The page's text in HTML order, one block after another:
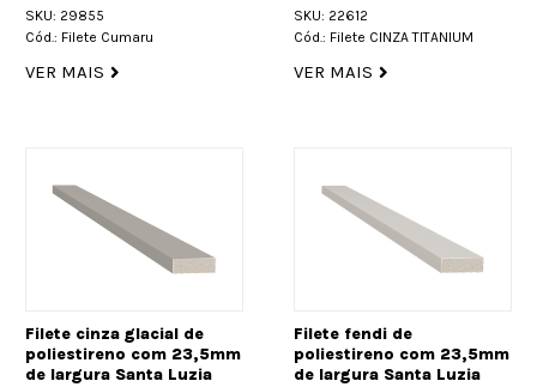
SKU: 29855
Cód.: Filete Cumaru
VER MAIS
SKU: 22612
Cód.: Filete CINZA TITANIUM
VER MAIS
Filete cinza glacial de
poliestireno com 23,5mm
de largura Santa Luzia
Filete fendi de
poliestireno com 23,5mm
de largura Santa Luzia